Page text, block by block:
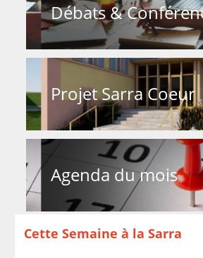
Débats &
Projet Sarra Coeur
Agenda du mois
Cette Semaine à la Sarra